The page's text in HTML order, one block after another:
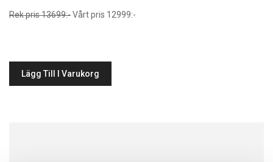
Rek pris 13699:-Vårt pris 12999:-
Lägg Till I Varukorg